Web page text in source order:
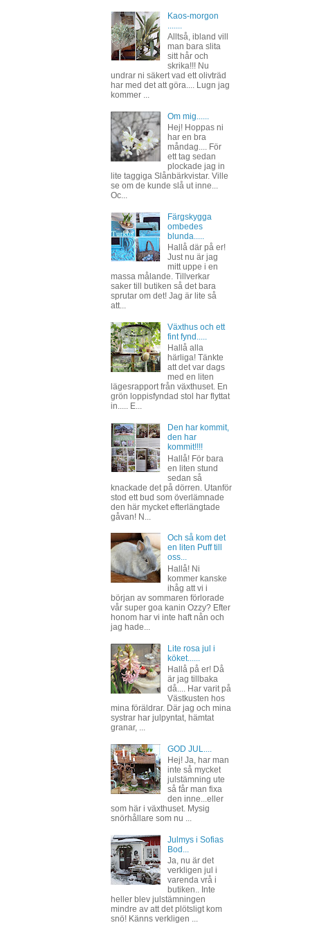
Kaos-morgon
Alltså, ibland vill
man bara slita
sitt hår och
skrika!!! Nu
undrar ni säkert vad ett olivträd
har med det att göra.... Lugn jag
kommer ...
Om mig......
Hej! Hoppas ni
har en bra
måndag.... För
ett tag sedan
plockade jag in
lite taggiga Slånbärkvistar. Ville
se om de kunde slå ut inne...
Oc...
Färgskygga
ombedes
blunda.....
Hallå där på er!
Just nu är jag
mitt uppe i en
massa målande. Tillverkar
saker till butiken så det bara
sprutar om det! Jag är lite så
att...
Växthus och ett
fint fynd.....
Hallå alla
härliga! Tänkte
att det var dags
med en liten
lägesrapport från växthuset. En
grön loppisfyndad stol har flyttat
in..... E...
Den har kommit,
den har
kommit!!!!
Hallå! För bara
en liten stund
sedan så
knackade det på dörren. Utanför
stod ett bud som överlämnade
den här mycket efterlängtade
gåvan! N...
Och så kom det
en liten Puff till
oss...
Hallå! Ni
kommer kanske
ihåg att vi i
början av sommaren förlorade
vår super goa kanin Ozzy? Efter
honom har vi inte haft nån och
jag hade...
Lite rosa jul i
köket......
Hallå på er! Då
är jag tillbaka
då.... Har varit på
Västkusten hos
mina föräldrar. Där jag och mina
systrar har julpyntat, hämtat
granar, ...
GOD JUL....
Hej! Ja, har man
inte så mycket
julstämning ute
så får man fixa
den inne...eller
som här i växthuset. Mysig
snörhållare som nu ...
Julmys i Sofias
Bod...
Ja, nu är det
verkligen jul i
varenda vrå i
butiken.. Inte
heller blev julstämningen
mindre av att det plötsligt kom
snö! Känns verkligen ...